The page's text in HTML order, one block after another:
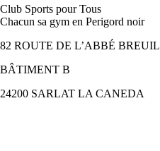
Club Sports pour Tous
Chacun sa gym en Perigord noir
82 ROUTE DE L’ABBÉ BREUIL
BÂTIMENT B
24200 SARLAT LA CANEDA